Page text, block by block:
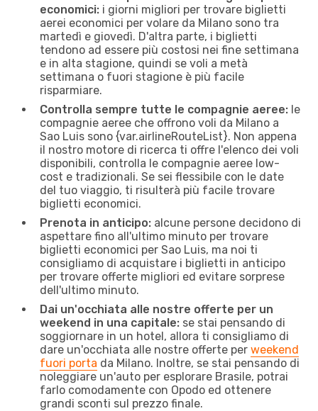
economici: i giorni migliori per trovare biglietti
aerei economici per volare da Milano sono tra
martedì e giovedì. D'altra parte, i biglietti
tendono ad essere più costosi nei fine settimana
e in alta stagione, quindi se voli a metà
settimana o fuori stagione è più facile
risparmiare.
Controlla sempre tutte le compagnie aeree: le
compagnie aeree che offrono voli da Milano a
Sao Luis sono {​var.airlineRouteList}. Non appena
il nostro motore di ricerca ti offre l'elenco dei voli
disponibili, controlla le compagnie aeree low-
cost e tradizionali. Se sei flessibile con le date
del tuo viaggio, ti risulterà più facile trovare
biglietti economici.
Prenota in anticipo: alcune persone decidono di
aspettare fino all'ultimo minuto per trovare
biglietti economici per Sao Luis, ma noi ti
consigliamo di acquistare i biglietti in anticipo
per trovare offerte migliori ed evitare sorprese
dell'ultimo minuto.
Dai un'occhiata alle nostre offerte per un
weekend in una capitale: se stai pensando di
soggiornare in un hotel, allora ti consigliamo di
dare un'occhiata alle nostre offerte per weekend
fuori porta da Milano. Inoltre, se stai pensando di
noleggiare un'auto per esplorare Brasile, potrai
farlo comodamente con Opodo ed ottenere
grandi sconti sul prezzo finale.